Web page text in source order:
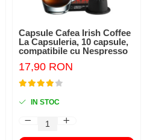
Capsule Cafea Irish Coffee
La Capsuleria, 10 capsule,
compatibile cu Nespresso
17,90 RON
IN STOC